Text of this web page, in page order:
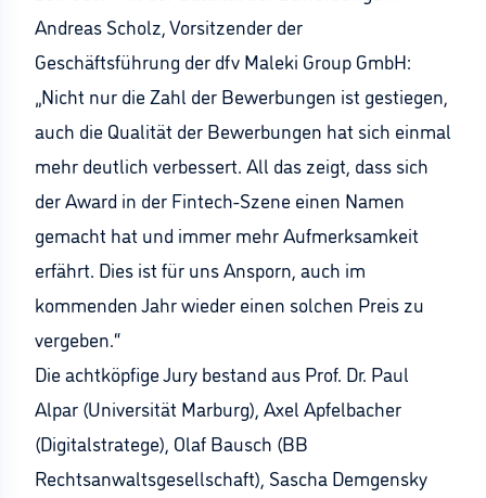
Andreas Scholz, Vorsitzender der
Geschäftsführung der dfv Maleki Group GmbH:
„Nicht nur die Zahl der Bewerbungen ist gestiegen,
auch die Qualität der Bewerbungen hat sich einmal
mehr deutlich verbessert. All das zeigt, dass sich
der Award in der Fintech-Szene einen Namen
gemacht hat und immer mehr Aufmerksamkeit
erfährt. Dies ist für uns Ansporn, auch im
kommenden Jahr wieder einen solchen Preis zu
vergeben.“
Die achtköpfige Jury bestand aus Prof. Dr. Paul
Alpar (Universität Marburg), Axel Apfelbacher
(Digitalstratege), Olaf Bausch (BB
Rechtsanwaltsgesellschaft), Sascha Demgensky